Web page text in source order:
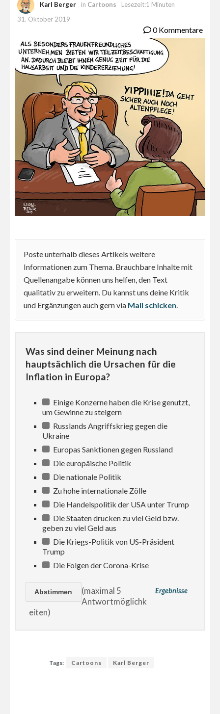
Karl Berger in Cartoons
Lesezeit:1 Minuten
31. Oktober 2019
0 Kommentare
Poste unterhalb dieses Artikels weitere
Informationen zum Thema. Brauchbare Inhalte mit
Quellenangabe können uns helfen, den Text
qualitativ zu erweitern. Du kannst uns deine Kritik
und Ergänzungen auch gern via Mail schicken.
Was sind deiner Meinung nach
hauptsächlich die Ursachen für die
Inflation in Europa?
Einige Konzerne haben die Krise genutzt,
um Gewinne zu steigern
Russlands Angriffskrieg gegen die
Ukraine
Europas Sanktionen gegen Russland
Die europäische Politik
Die nationale Politik
Zu hohe internationale Zölle
Die Handelspolitik der USA unter Trump
Die Staaten drucken zu viel Geld bzw.
geben zu viel Geld aus
Die Kriegs-Politik von US-Präsident
Trump
Die Folgen der Corona-Krise
Ergebnisse
(maximal 5
Antwortmöglichk
eiten)
Tags: Cartoons Karl Berger